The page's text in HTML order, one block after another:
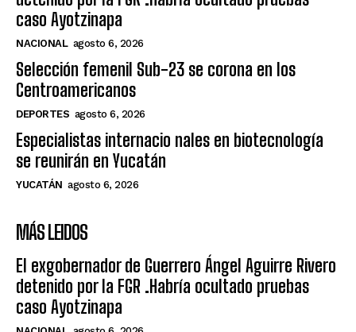
caso Ayotzinapa
NACIONAL agosto 6, 2026
Selección femenil Sub-23 se corona en los
Centroamericanos
DEPORTES agosto 6, 2026
Especialistas internacio nales en biotecnología
se reunirán en Yucatán
YUCATÁN agosto 6, 2026
MÁS LEIDOS
El exgobernador de Guerrero Ángel Aguirre Rivero
detenido por la FGR .Habría ocultado pruebas
caso Ayotzinapa